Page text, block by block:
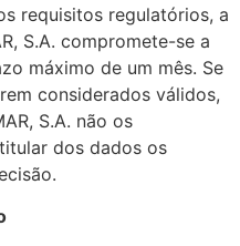
requisitos regulatórios, a
S.A. compromete-se a
máximo de um mês. Se
considerados válidos,
S.A. não os
dos dados os